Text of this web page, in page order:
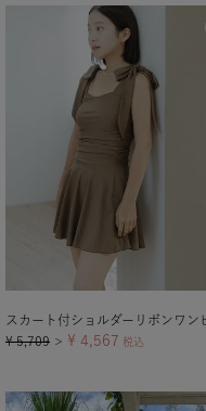
¥ 5,709 ＞ ¥ 4,567 税込